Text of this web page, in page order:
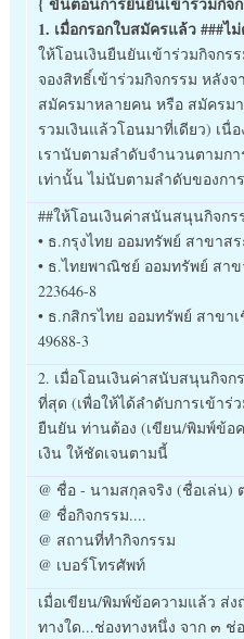
1. เมื่อกรอกใบสมัครแล้ว ###ไ
ให้โอนเงินยืนยันเข้าร่วมกิจกร
จองสิทธิ์เข้าร่วมกิจกรรม หลัง
สมัครมาหลายคน หรือ สมัครม
รวมเงินแล้วโอนมาที่เดียว) เ
เรานับตามลำดับจำนวนตามก
เท่านั้น ไม่นับตามลำดับของกา
##ให้โอนเงินค่าสนันสนุนกิจก
• ธ.กรุงไทย ออมทรัพย์ สาขาส
• ธ.ไทยพาณิชย์ ออมทรัพย์ สา
223646-8
• ธ.กสิกรไทย ออมทรัพย์ สาขา
49688-3
2. เมื่อโอนเงินค่าสนับสนุนกิจก
ที่สุด (เพื่อให้ได้ลำดับการเข้าร่
ยืนยัน ท่านต้อง (เขียน/พิมพ์ข้อ
เงิน ให้ชัดเจนตามนี้
@ ชื่อ - นามสกุลจริง (ชื่อเล่น)
@ ชื่อกิจกรรม....
@ สถานที่ทำกิจกรรม
@ เบอร์โทรศัพท์
เมื่อเขียน/พิมพ์ข้อความแล้ว ส่
ทางใด...ช่องทางหนึ่ง จาก ๓ ช่